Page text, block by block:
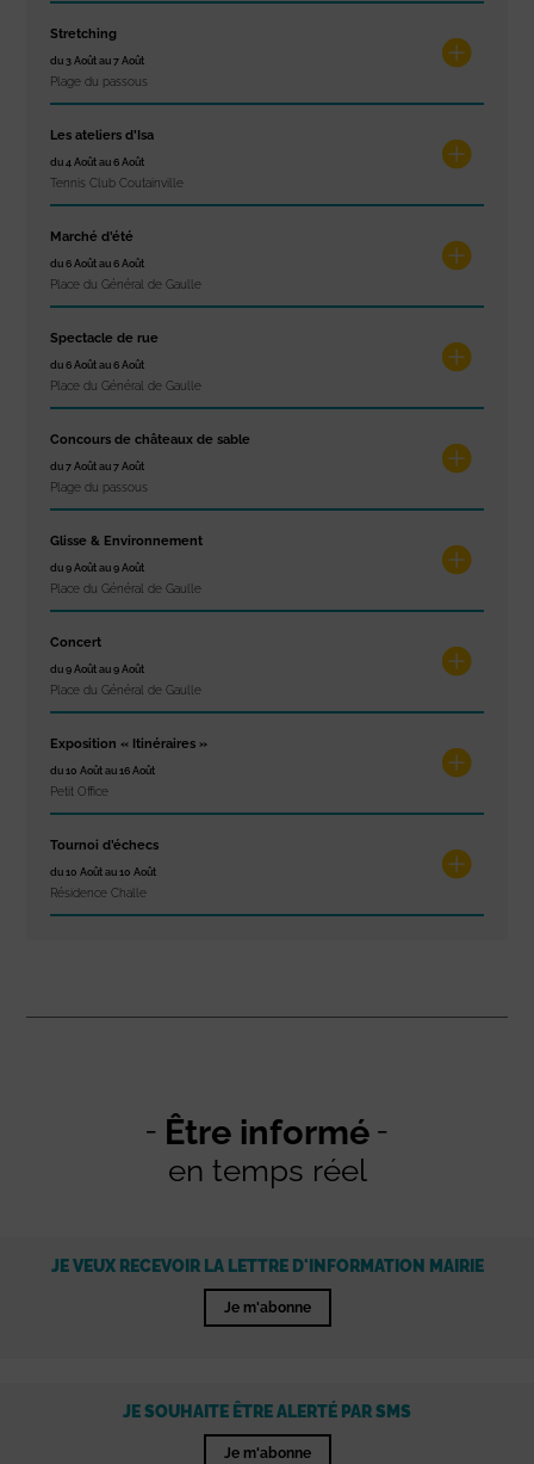
Stretching
du 3 Août au 7 Août
Plage du passous
Les ateliers d’Isa
du 4 Août au 6 Août
Tennis Club Coutainville
Marché d’été
du 6 Août au 6 Août
Place du Général de Gaulle
Spectacle de rue
du 6 Août au 6 Août
Place du Général de Gaulle
Concours de châteaux de sable
du 7 Août au 7 Août
Plage du passous
Glisse & Environnement
du 9 Août au 9 Août
Place du Général de Gaulle
Concert
du 9 Août au 9 Août
Place du Général de Gaulle
Exposition « Itinéraires »
du 10 Août au 16 Août
Petit Office
Tournoi d’échecs
du 10 Août au 10 Août
Résidence Challe
Être informé
en temps réel
JE VEUX RECEVOIR LA LETTRE D'INFORMATION MAIRIE
Je m'abonne
JE SOUHAITE ÊTRE ALERTÉ PAR SMS
Je m'abonne